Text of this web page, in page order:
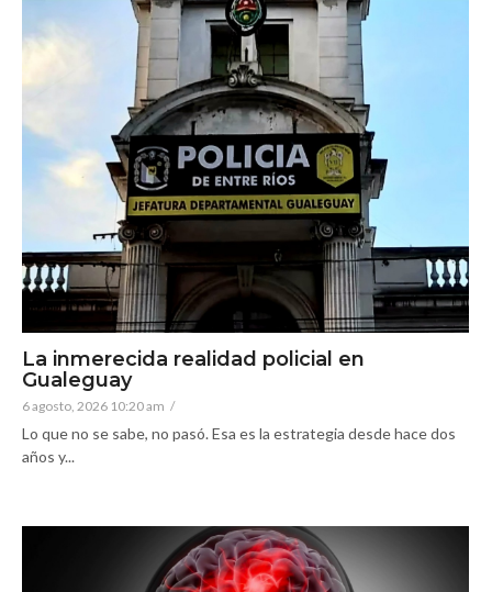
La inmerecida realidad policial en
Gualeguay
6 agosto, 2026 10:20 am /
Lo que no se sabe, no pasó. Esa es la estrategia desde hace dos
años y...